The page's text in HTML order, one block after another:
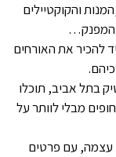
והקוקטיילים
המפנק…
להכיר את האורחים
בתל אביב, תוכלו
מבלי לוותר על
עצמה, עם פרטים